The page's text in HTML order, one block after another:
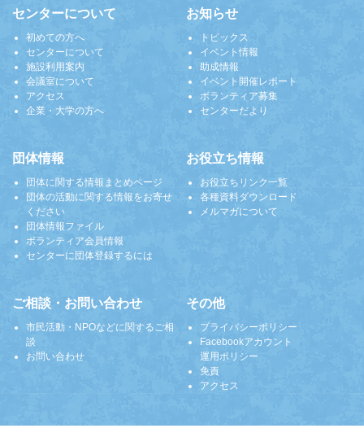
センターについて
初めての方へ
センターについて
施設利用案内
会議室について
アクセス
企業・大学の方へ
お知らせ
トピックス
イベント情報
助成情報
イベント開催レポート
ボランティア募集
センターだより
団体情報
団体に関する情報まとめページ
団体の活動に関する情報をお寄せ
ください
団体情報ファイル
ボランティア会員情報
センターに団体登録するには
お役立ち情報
お役立ちリンク一覧
各種資料ダウンロード
メルマガについて
ご相談・お問い合わせ
市民活動・NPOなどに関するご相
談
お問い合わせ
その他
プライバシーポリシー
Facebookアカウント
運用ポリシー
免責
アクセス